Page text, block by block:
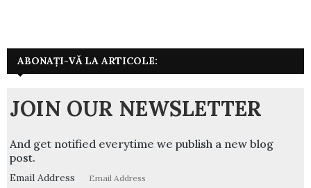
ABONAȚI-VĂ LA ARTICOLE:
JOIN OUR NEWSLETTER
And get notified everytime we publish a new blog
post.
Email Address